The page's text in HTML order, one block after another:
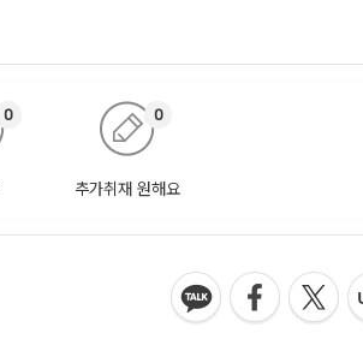
0
추가취재 원해요
0